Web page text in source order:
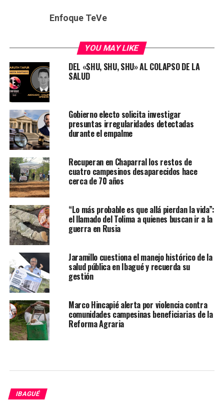
Enfoque TeVe
YOU MAY LIKE
DEL «SHU, SHU, SHU» AL COLAPSO DE LA
SALUD
Gobierno electo solicita investigar
presuntas irregularidades detectadas
durante el empalme
Recuperan en Chaparral los restos de
cuatro campesinos desaparecidos hace
cerca de 70 años
“Lo más probable es que allá pierdan la vida”:
el llamado del Tolima a quienes buscan ir a la
guerra en Rusia
Jaramillo cuestiona el manejo histórico de la
salud pública en Ibagué y recuerda su
gestión
Marco Hincapié alerta por violencia contra
comunidades campesinas beneficiarias de la
Reforma Agraria
IBAGUÉ